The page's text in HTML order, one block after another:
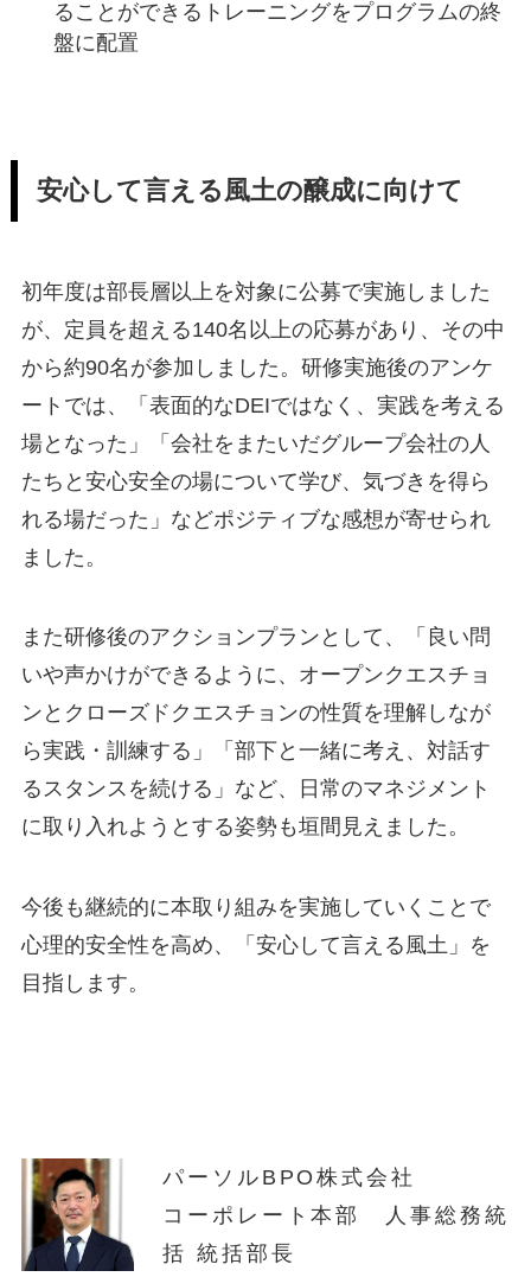
ることができるトレーニングをプログラムの終
盤に配置
安心して言える風土の醸成に向けて
初年度は部長層以上を対象に公募で実施しました
が、定員を超える140名以上の応募があり、その中
から約90名が参加しました。研修実施後のアンケ
ートでは、「表面的なDEIではなく、実践を考える
場となった」「会社をまたいだグループ会社の人
たちと安心安全の場について学び、気づきを得ら
れる場だった」などポジティブな感想が寄せられ
ました。
また研修後のアクションプランとして、「良い問
いや声かけができるように、オープンクエスチョ
ンとクローズドクエスチョンの性質を理解しなが
ら実践・訓練する」「部下と一緒に考え、対話す
るスタンスを続ける」など、日常のマネジメント
に取り入れようとする姿勢も垣間見えました。
今後も継続的に本取り組みを実施していくことで
心理的安全性を高め、「安心して言える風土」を
目指します。
パーソルBPO株式会社
コーポレート本部 人事総務統
括 統括部長